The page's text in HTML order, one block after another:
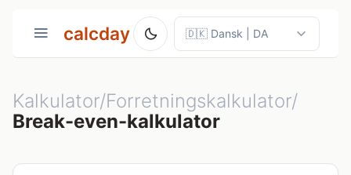
calcday
Kalkulator/Forretningskalkulator/
Break-even-kalkulator